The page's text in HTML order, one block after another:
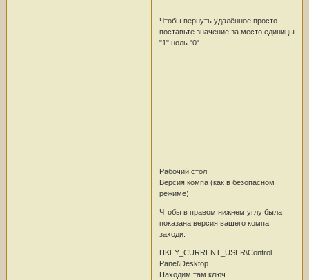
-------------------------------
Чтобы вернуть удалённое просто
поставьте значение за место единицы
"1" ноль "0".
Рабочий стол
Версия компа (как в безопасном
режиме)
Чтобы в правом нижнем углу была
показана версия вашего компа
заходи:
HKEY_CURRENT_USER\Control
Panel\Desktop
Находим там ключ